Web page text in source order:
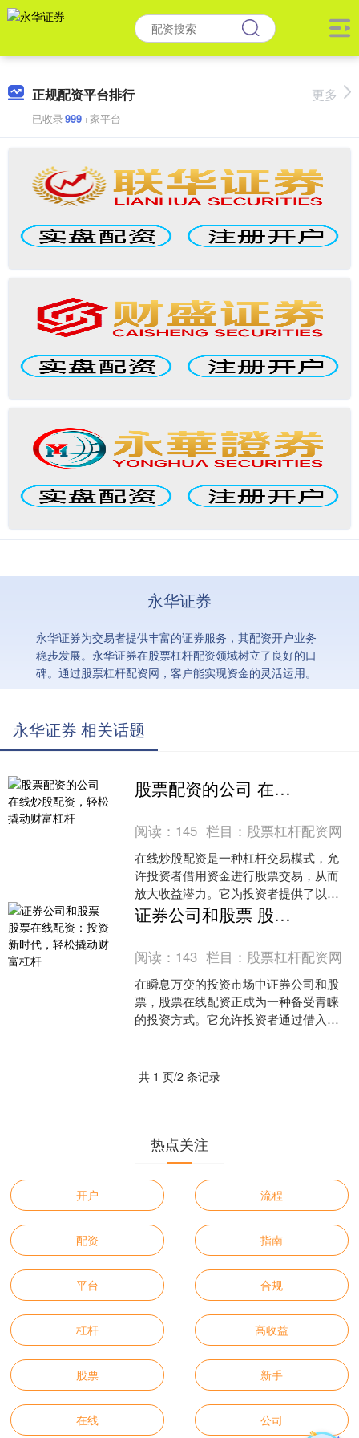
正规配资平台排行
已收录999+家平台
更多
永华证券
永华证券为交易者提供丰富的证券服务，其配资开户业务
稳步发展。永华证券在股票杠杆配资领域树立了良好的口
碑。通过股票杠杆配资网，客户能实现资金的灵活运用。
永华证券 相关话题
股票配资的公司 在线炒股配资，轻松撬动财富杠杆
阅读： 145 栏目： 股票杠杆配资网
在线炒股配资是一种杠杆交易模式，允
许投资者借用资金进行股票交易，从而
放大收益潜力。它为投资者提供了以下
优势： 牛米网股票配资平台采用多重安
全措施，确保投资者资金....
证券公司和股票 股票在线配资：投资新时代，轻松撬动财富杠杆
阅读： 143 栏目： 股票杠杆配资网
在瞬息万变的投资市场中证券公司和股
票，股票在线配资正成为一种备受青睐
的投资方式。它允许投资者通过借入资
共 1 页/2 条记录
热点关注
开户 流程
配资 指南
平台 合规
杠杆 高收益
股票 新手
在线 公司